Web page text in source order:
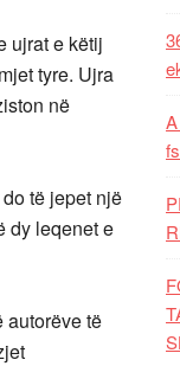
ujrat e këtij
tyre. Ujra
në
të jepet një
dy leqenet e
autorëve të